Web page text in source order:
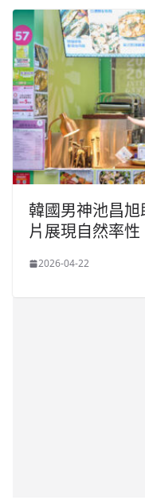
韓國男神池昌
片展現自然率
2026-04-22